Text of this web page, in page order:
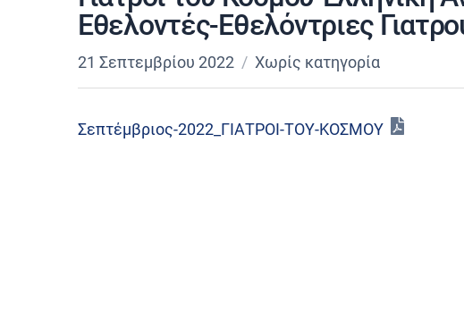
Εθελοντές-Εθελόντριες
21 Σεπτεμβρίου 2022 Χωρίς κατηγορία
Σεπτέμβριος-2022_ΓΙΑΤΡΟΙ-ΤΟΥ-ΚΟΣΜΟΥ